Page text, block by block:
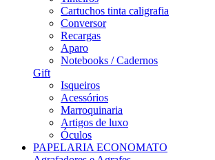
Cartuchos tinta caligrafia
Conversor
Recargas
Aparo
Notebooks / Cadernos
Gift
Isqueiros
Acessórios
Marroquinaria
Artigos de luxo
Óculos
PAPELARIA ECONOMATO